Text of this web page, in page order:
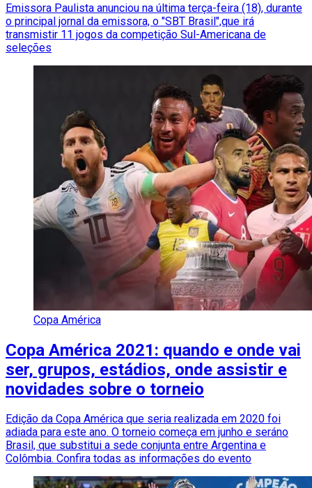
Emissora Paulista anunciou na última terça-feira (18), durante
o principal jornal da emissora, o "SBT Brasil",que irá
transmistir 11 jogos da competição Sul-Americana de
seleções
Copa América
Copa América 2021: quando e onde vai
ser, grupos, estádios, onde assistir e
novidades sobre o torneio
Edição da Copa América que seria realizada em 2020 foi
adiada para este ano. O torneio começa em junho e seráno
Brasil, que substitui a sede conjunta entre Argentina e
Colômbia. Confira todas as informações do evento